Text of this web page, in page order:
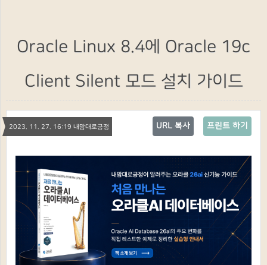
Oracle Linux 8.4에 Oracle 19c
Client Silent 모드 설치 가이드
2023. 11. 27. 16:19 내맘대로긍정 프린트 하기
URL 복사